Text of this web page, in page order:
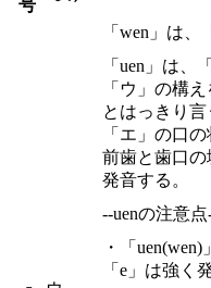
号
「wen」は、
「uen」は
「ウ」の構
とはっきり言
「エ」の口
前歯と歯口の
発音する。
--uenの注意点
・「
「e」は強く